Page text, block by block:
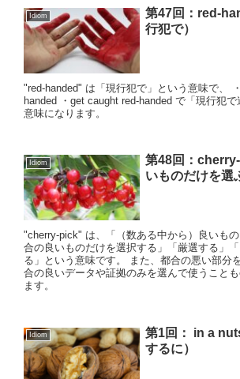
Idiom
第47回：red-
行犯で）
"red-handed" は「現行犯で」という意味で、
handed ・get caught red-handed で「現行犯
意味になります。
Idiom
第48回：
いものだけを選
"cherry-pick" は、「（数ある中から）良いも
合の良いものだけを選択する」「厳選する」
る」という意味です。 また、都合の悪い部分
合の良いデータや証拠のみを選んで使うこと
ます。
Idiom
第1回： in a
するに）